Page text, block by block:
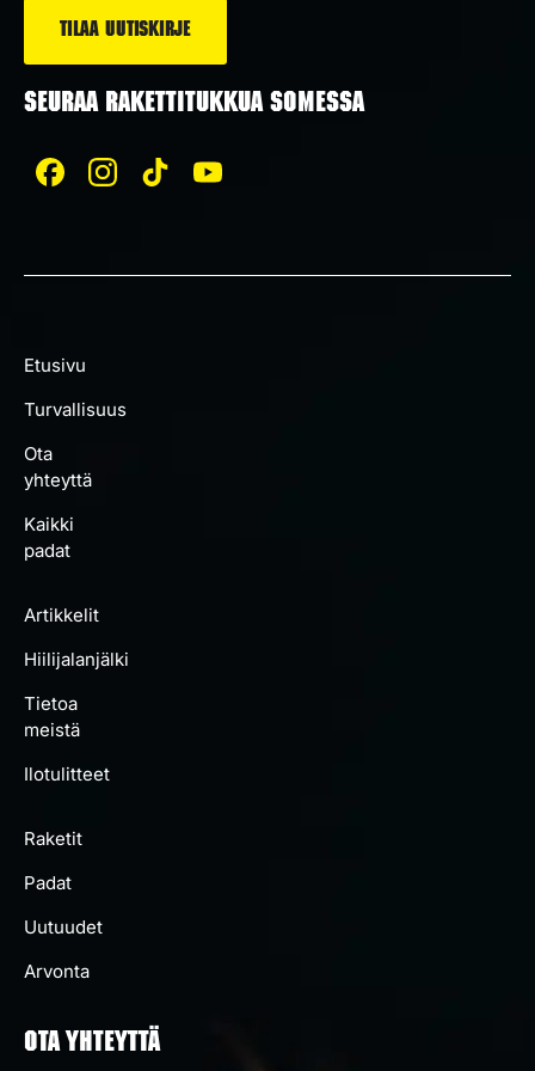
SEURAA RAKETTITUKKUA SOMESSA
Etusivu
Turvallisuus
Ota
yhteyttä
Kaikki
padat
Artikkelit
Hiilijalanjälki
Tietoa
meistä
Ilotulitteet
Raketit
Padat
Uutuudet
Arvonta
OTA YHTEYTTÄ